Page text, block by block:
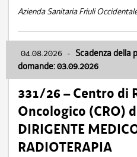
Azienda Sanitaria Friuli
04.08.2026 - Scadenza della
domande: 03.09.2026
331/26 – Centro di
Oncologico (CRO)
DIRIGENTE
RADIOTERAPIA